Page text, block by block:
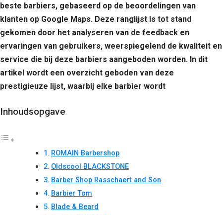
beste barbiers, gebaseerd op de beoordelingen van
klanten op Google Maps. Deze ranglijst is tot stand
gekomen door het analyseren van de feedback en
ervaringen van gebruikers, weerspiegelend de kwaliteit en
service die bij deze barbiers aangeboden worden. In dit
artikel wordt een overzicht geboden van deze
prestigieuze lijst, waarbij elke barbier wordt
Inhoudsopgave
ROMAIN Barbershop
Oldscool BLACKSTONE
Barber Shop Rasschaert and Son
Barbier Tom
Blade & Beard